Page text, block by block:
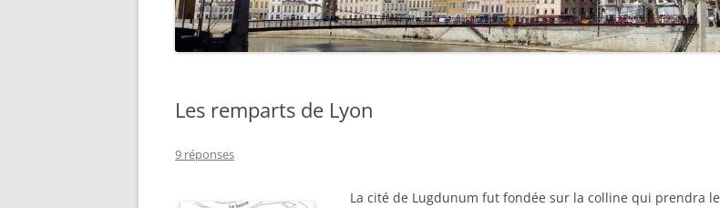
Les remparts de Lyon
9 réponses
La cité de Lugdunum fut fondée sur la colline qui prendra le